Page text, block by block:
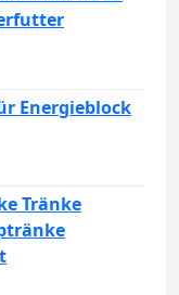
Energieblock
Tränke